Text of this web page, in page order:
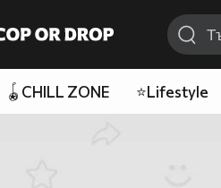
🪀CHILL ZONE ⭐Lifestyle